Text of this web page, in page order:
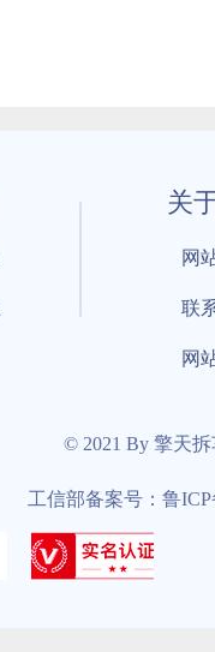
关
网
联
网
© 2021 By 擎天
工信部备案号：鲁